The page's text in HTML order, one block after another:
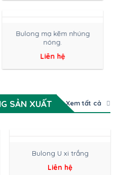
Bulong mạ kẽm nhúng
nóng.
Liên hệ
SẢN XUẤT Xem tất cả
Bulong U xi trắng
Liên hệ